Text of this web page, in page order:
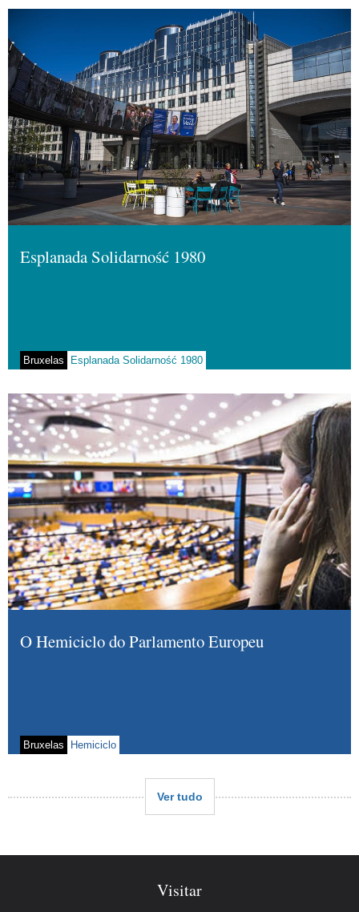
Esplanada Solidarność 1980
Bruxelas Esplanada Solidarność 1980
O Hemiciclo do Parlamento Europeu
Bruxelas Hemiciclo
Ver tudo
Visitar